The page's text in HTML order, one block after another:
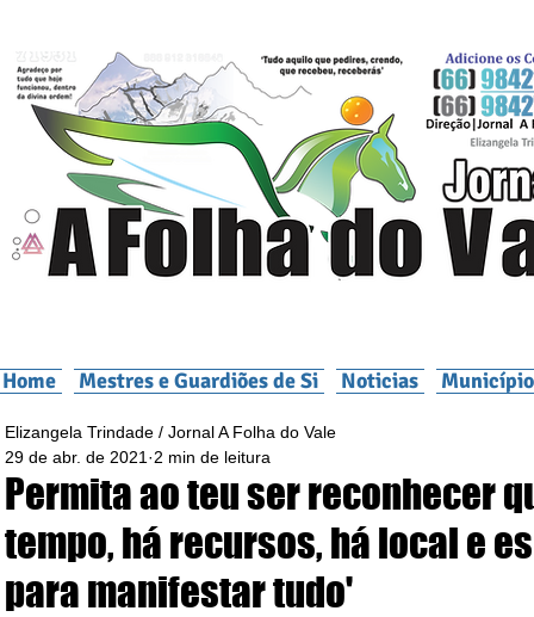
Home Mestres e Guardiões de Si Noticias
Permita ao teu ser reconhecer
tempo, há recursos, há local e
para manifestar tudo'
Elizangela Trindade / Jornal A Folha do Vale
29 de abr. de 2021 2 min de leitura